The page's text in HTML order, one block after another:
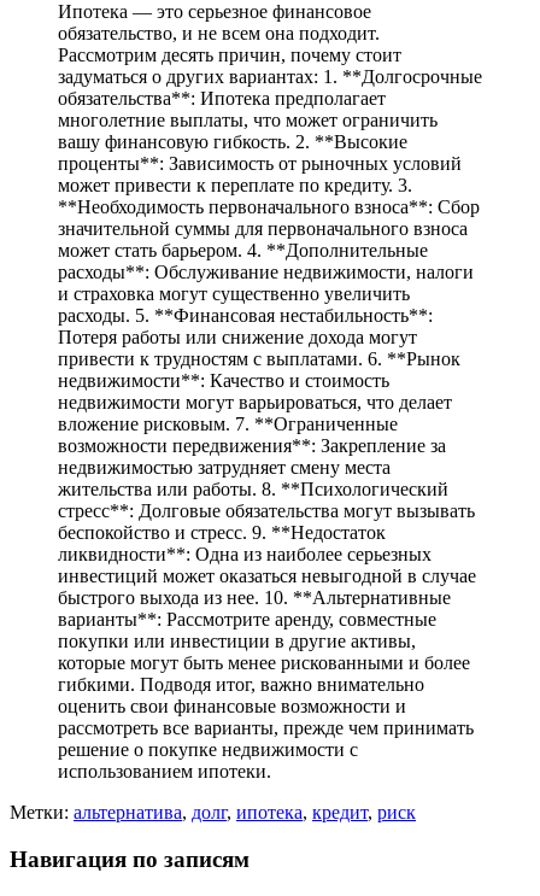
Ипотека — это серьезное финансовое
обязательство, и не всем она подходит.
Рассмотрим десять причин, почему стоит
задуматься о других вариантах: 1. **Долгосрочные
обязательства**: Ипотека предполагает
многолетние выплаты, что может ограничить
вашу финансовую гибкость. 2. **Высокие
проценты**: Зависимость от рыночных условий
может привести к переплате по кредиту. 3.
**Необходимость первоначального взноса**: Сбор
значительной суммы для первоначального взноса
может стать барьером. 4. **Дополнительные
расходы**: Обслуживание недвижимости, налоги
и страховка могут существенно увеличить
расходы. 5. **Финансовая нестабильность**:
Потеря работы или снижение дохода могут
привести к трудностям с выплатами. 6. **Рынок
недвижимости**: Качество и стоимость
недвижимости могут варьироваться, что делает
вложение рисковым. 7. **Ограниченные
возможности передвижения**: Закрепление за
недвижимостью затрудняет смену места
жительства или работы. 8. **Психологический
стресс**: Долговые обязательства могут вызывать
беспокойство и стресс. 9. **Недостаток
ликвидности**: Одна из наиболее серьезных
инвестиций может оказаться невыгодной в случае
быстрого выхода из нее. 10. **Альтернативные
варианты**: Рассмотрите аренду, совместные
покупки или инвестиции в другие активы,
которые могут быть менее рискованными и более
гибкими. Подводя итог, важно внимательно
оценить свои финансовые возможности и
рассмотреть все варианты, прежде чем принимать
решение о покупке недвижимости с
использованием ипотеки.
Метки: альтернатива, долг, ипотека, кредит, риск
Навигация по записям